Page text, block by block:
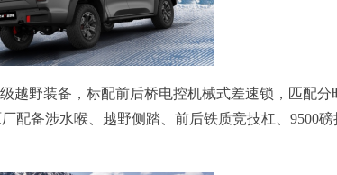
越野装备，标配前后桥电控机械式差速锁，匹配分
配备涉水喉、越野侧踏、前后铁质竞技杠、9500磅